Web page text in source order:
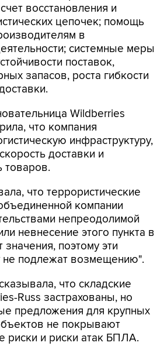
восстановления и
цепочек; помощь
в
системные меры
поставок,
запасов, роста гибкости
Wildberries
что компания
инфраструктуру,
доставки и
товаров.
что террористические
компании
непреодолимой
невнесение этого пункта в
поэтому эти
не подлежат возмещению".
что складские
Russ застрахованы, но
предложения для крупных
не покрывают
риски и риски атак БПЛА.